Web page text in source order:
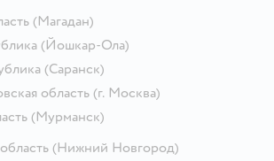
(Магадан)
(Йошкар-Ола)
(Саранск)
область (г. Москва)
(Мурманск)
(Нижний Новгород)